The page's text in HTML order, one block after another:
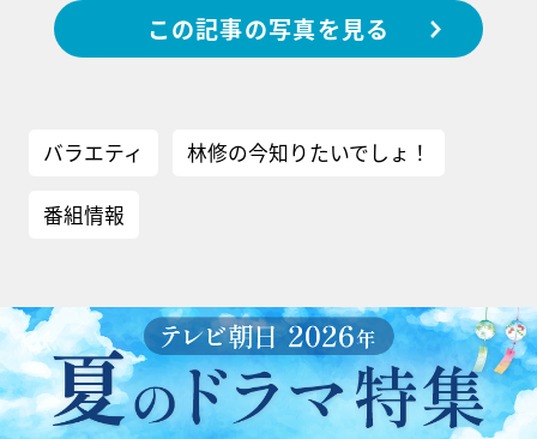
この記事の写真を見る
バラエティ 林修の今知りたいでしょ！
番組情報